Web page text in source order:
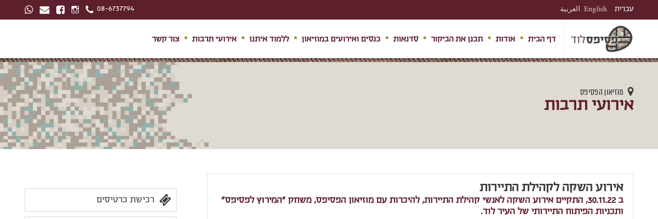
עברית English العربية 08-6737794
דף הבית אודות תכנן את הביקור סדנאות כנסים ואירועים במוזיאון ללמוד איתנו אירועי תרבות צור קשר
מוזיאון הפסיפס
אירועי תרבות
אירוע השקה לקהילת התיירות
ב 30.11.22, התקיים אירוע השקה לאנשי קהילת התיירות, להיכרות עם מוזיאון הפסיפס, משחק "המירוץ לפסיפס"
ותכניות הפיתוח התיירותי של העיר לוד.
רכישת כרטיסים